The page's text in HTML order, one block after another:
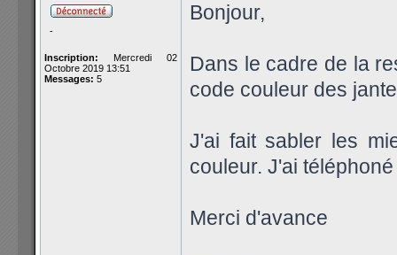
-
Inscription: Mercredi 02
Octobre 2019 13:51
Messages: 5
Bonjour,
Dans le cadre de la
code couleur des
J'ai fait sabler les
couleur. J'ai
Merci d'avance